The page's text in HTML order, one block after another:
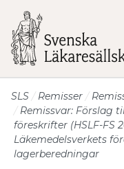
SLS Remisser
Remissvar: Förslag
föreskrifter (HSLF-FS
Läkemedelsverkets
lagerberedningar